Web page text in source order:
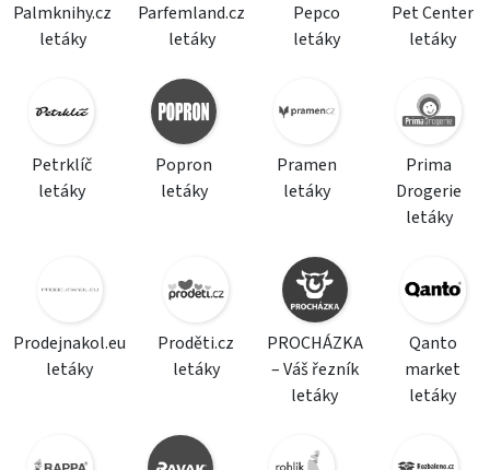
Palmknihy.cz
letáky
Parfemland.cz
letáky
Pepco
letáky
Pet Center
letáky
Petrklíč
letáky
Popron
letáky
Pramen
letáky
Prima
Drogerie
letáky
Prodejnakol.eu
letáky
Proděti.cz
letáky
PROCHÁZKA
– Váš řezník
letáky
Qanto
market
letáky